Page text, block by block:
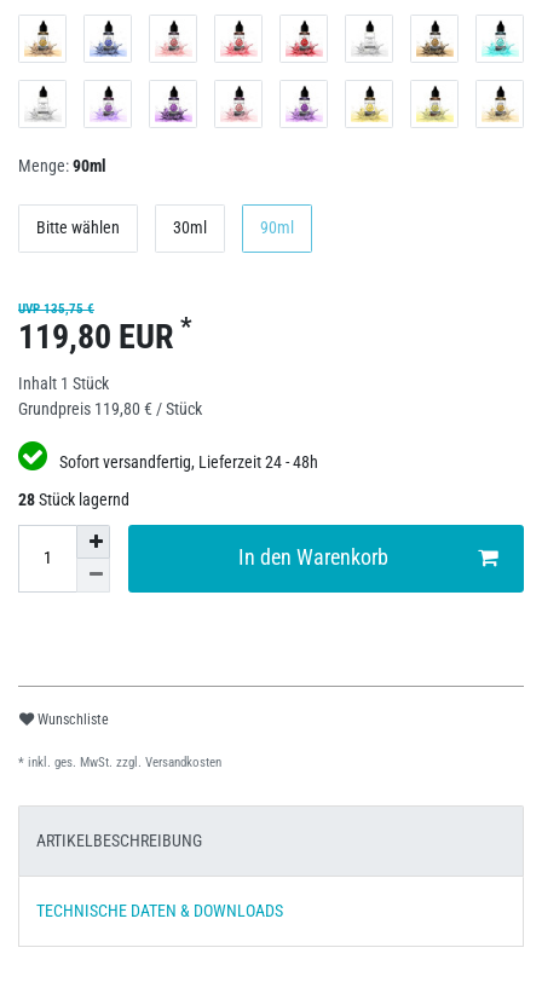
Menge:90ml
Bitte wählen 30ml 90ml
UVP 135,75 €
119,80 EUR *
Inhalt 1 Stück
Grundpreis 119,80 € / Stück
Sofort versandfertig, Lieferzeit 24 - 48h
28Stück lagernd
In den Warenkorb
Wunschliste
* inkl. ges. MwSt. zzgl. Versandkosten
ARTIKELBESCHREIBUNG
TECHNISCHE DATEN & DOWNLOADS